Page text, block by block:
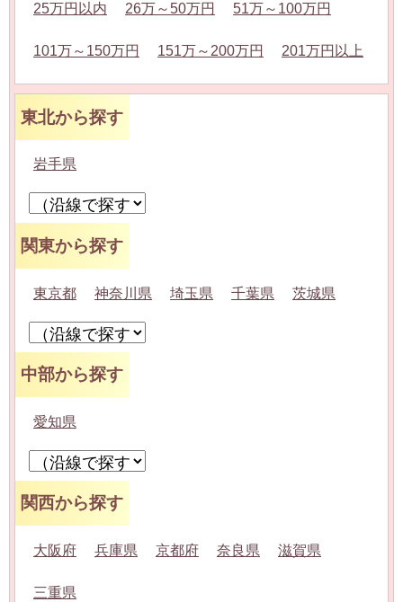
25万円以内 26万～50万円 51万～100万円
101万～150万円 151万～200万円 201万円以上
東北から探す
岩手県
関東から探す
東京都 神奈川県 埼玉県 千葉県 茨城県
中部から探す
愛知県
関西から探す
大阪府 兵庫県 京都府 奈良県 滋賀県
三重県